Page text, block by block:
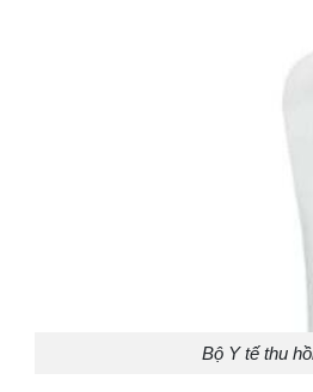
Bộ Y tế thu